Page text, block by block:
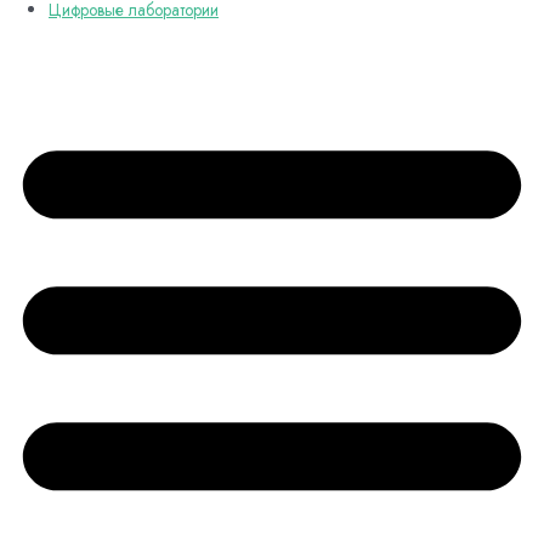
Цифровые лаборатории